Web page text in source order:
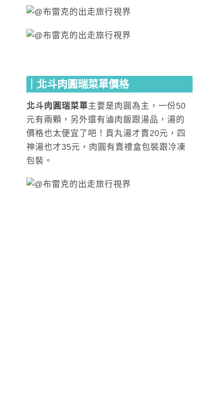
｜北斗肉圓瑞菜單價格
北斗肉圓瑞菜單主要是肉圓為主，一份50
元有兩顆，另外還有滷肉飯跟湯品，湯的
價格也太便宜了吧！貢丸湯才賣20元，四
神湯也才35元，肉圓有賣禮盒包裝跟冷凍
包裝。